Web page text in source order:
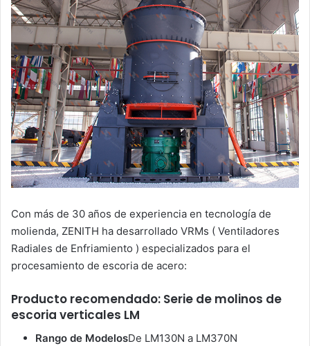
Con más de 30 años de experiencia en tecnología de
molienda, ZENITH ha desarrollado VRMs ( Ventiladores
Radiales de Enfriamiento ) especializados para el
procesamiento de escoria de acero:
Producto recomendado: Serie de molinos de
escoria verticales LM
Rango de ModelosDe LM130N a LM370N